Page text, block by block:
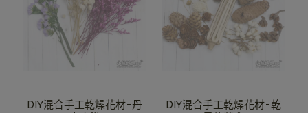
DIY混合手工乾燥花材-丹
DIY混合手工乾燥花材-乾